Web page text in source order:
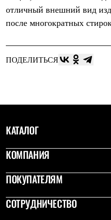
отличный внешний вид
после многократных
ПОДЕЛИТЬСЯ
КАТАЛОГ
КОМПАНИЯ
ПОКУПАТЕЛЯМ
СОТРУДНИЧЕСТВО